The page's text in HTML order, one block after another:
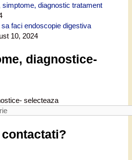
simptome, diagnostic tratament
faci endoscopie digestiva
10, 2024
diagnostice-
selecteaza